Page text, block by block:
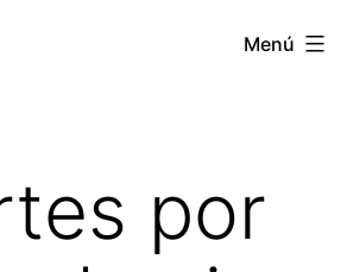
Menú
por